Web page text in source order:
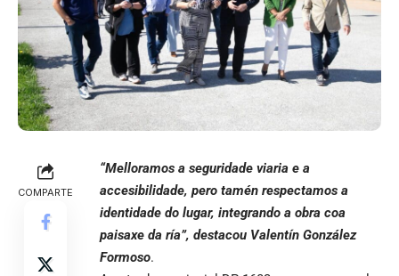
COMPARTE
“Melloramos a seguridade viaria e a
accesibilidade, pero tamén respectamos a
identidade do lugar, integrando a obra coa
paisaxe da ría”, destacou Valentín González
Formoso.